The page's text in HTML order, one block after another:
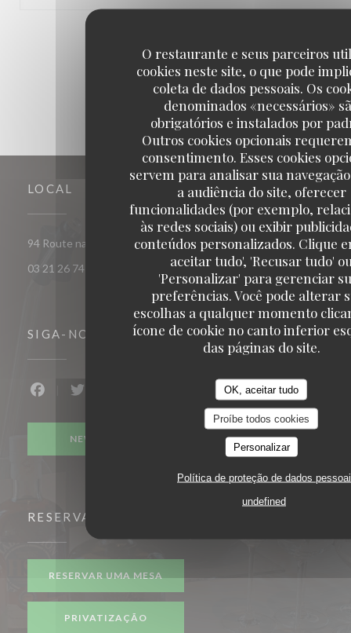
O restaurante e seus parceiros
cookies neste site, o que pode
coleta de dados pessoais. Os
denominados «necessários»
obrigatórios e instalados por
Outros cookies opcionais
consentimento. Esses cookies
servem para analisar sua
a audiência do site, oferecer
funcionalidades (por exemplo,
às redes sociais) ou exibir
conteúdos personalizados. Clique
aceitar tudo', 'Recusar tudo'
'Personalizar' para gerenciar
preferências. Você pode alterar
escolhas a qualquer momento
ícone de cookie no canto inferior
das páginas do site.
OK, aceitar tudo
Proíbe todos cookies
Personalizar
Política de proteção de dados
undefined
LOCAL
94 Route nationale 62290 Nœux-les-Mines((abre numa nova
03 21 26 74 74
SIGA-NOS
Facebook ((abre numa nova janela))
Twitter ((abre numa nova janela))
NEWSLETTER
RESERVA
RESERVAR UMA MESA
PRIVATIZAÇÃO